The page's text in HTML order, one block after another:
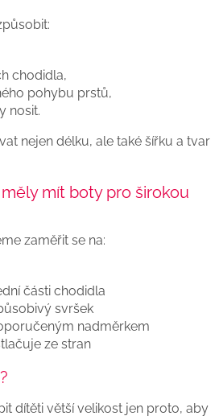
chodidla,
pohybu prstů,
nosit.
nejen délku, ale také šířku a tvar
mít boty pro širokou
zaměřit se na:
části chodidla
svršek
nadměrkem
ze stran
dítěti větší velikost jen proto, aby